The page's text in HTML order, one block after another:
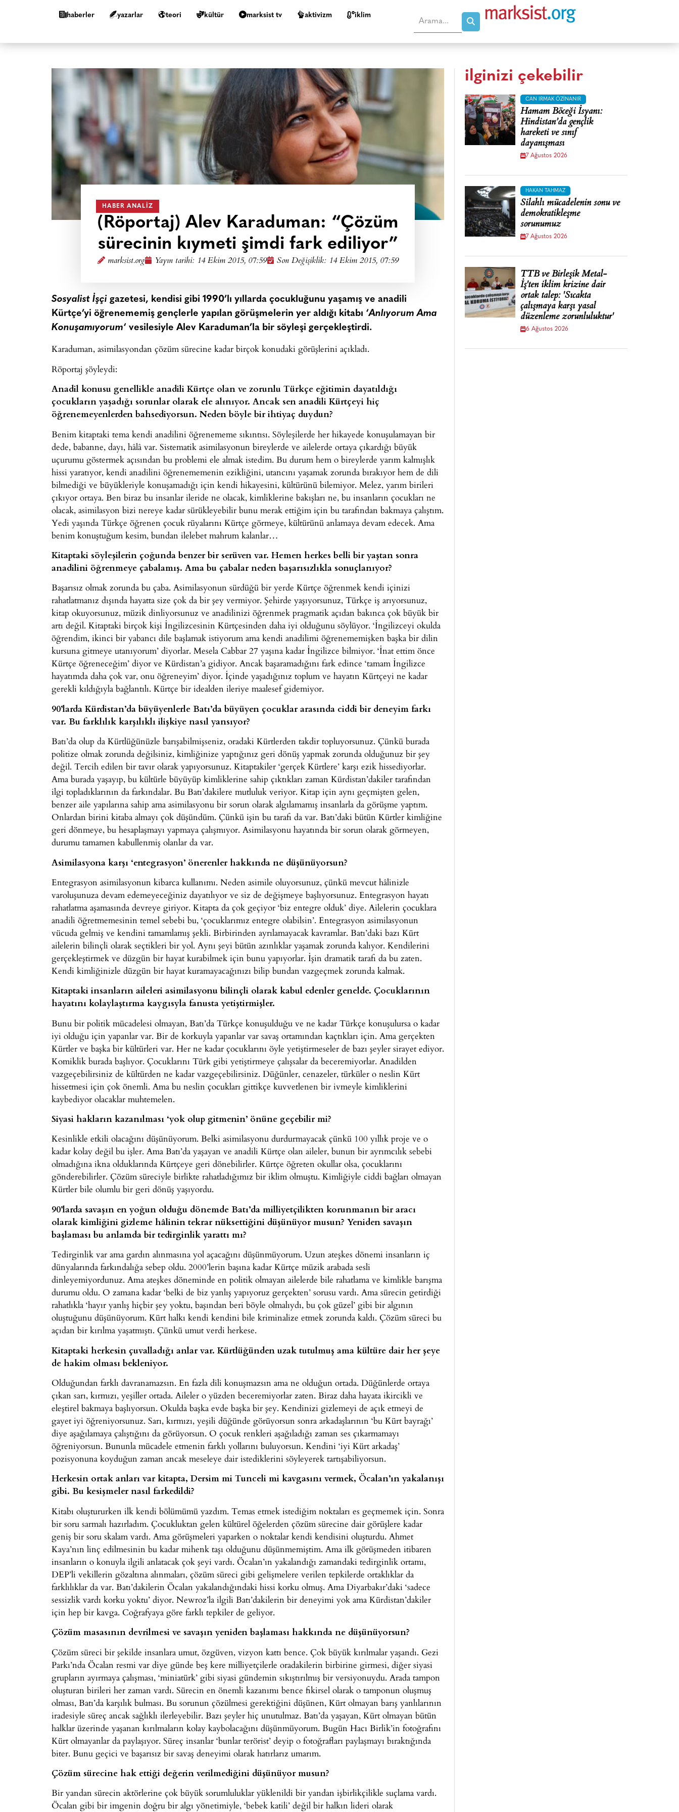
haberler yazarlar teori kültür marksist tv aktivizm i̇klim
HABER ANALIZ
(Röportaj) Alev Karaduman: “Çözüm
sürecinin kıymeti şimdi fark ediliyor”
marksist.org Yayın tarihi: 14 Ekim 2015, 07:59 Son Değişiklik: 14 Ekim 2015, 07:59
Sosyalist İşçi gazetesi, kendisi gibi 1990’lı yıllarda çocukluğunu yaşamış ve anadili
Kürtçe’yi öğrenememiş gençlerle yapılan görüşmelerin yer aldığı kitabı ‘Anlıyorum Ama
Konuşamıyorum‘ vesilesiyle Alev Karaduman’la bir söyleşi gerçekleştirdi.
Karaduman, asimilasyondan çözüm sürecine kadar birçok konudaki görüşlerini açıkladı.
Röportaj şöyleydi:
Anadil konusu genellikle anadili Kürtçe olan ve zorunlu Türkçe eğitimin dayatıldığı
çocukların yaşadığı sorunlar olarak ele alınıyor. Ancak sen anadili Kürtçeyi hiç
öğrenemeyenlerden bahsediyorsun. Neden böyle bir ihtiyaç duydun?
Benim kitaptaki tema kendi anadilini öğrenememe sıkıntısı. Söyleşilerde her hikayede konuşulamayan bir
dede, babanne, dayı, hâlâ var. Sistematik asimilasyonun bireylerde ve ailelerde ortaya çıkardığı büyük
uçurumu göstermek açısından bu problemi ele almak istedim. Bu durum hem o bireylerde yarım kalmışlık
hissi yaratıyor, kendi anadilini öğrenememenin ezikliğini, utancını yaşamak zorunda bırakıyor hem de dili
bilmediği ve büyükleriyle konuşamadığı için kendi hikayesini, kültürünü bilemiyor. Melez, yarım birileri
çıkıyor ortaya. Ben biraz bu insanlar ileride ne olacak, kimliklerine bakışları ne, bu insanların çocukları ne
olacak, asimilasyon bizi nereye kadar sürükleyebilir bunu merak ettiğim için bu tarafından bakmaya çalıştım.
Yedi yaşında Türkçe öğrenen çocuk rüyalarını Kürtçe görmeye, kültürünü anlamaya devam edecek. Ama
benim konuştuğum kesim, bundan ilelebet mahrum kalanlar…
Kitaptaki söyleşilerin çoğunda benzer bir serüven var. Hemen herkes belli bir yaştan sonra
anadilini öğrenmeye çabalamış. Ama bu çabalar neden başarısızlıkla sonuçlanıyor?
Başarısız olmak zorunda bu çaba. Asimilasyonun sürdüğü bir yerde Kürtçe öğrenmek kendi içinizi
rahatlatmanız dışında hayatta size çok da bir şey vermiyor. Şehirde yaşıyorsunuz, Türkçe iş arıyorsunuz,
kitap okuyorsunuz, müzik dinliyorsunuz ve anadilinizi öğrenmek pragmatik açıdan bakınca çok büyük bir
artı değil. Kitaptaki birçok kişi İngilizcesinin Kürtçesinden daha iyi olduğunu söylüyor. ‘İngilizceyi okulda
öğrendim, ikinci bir yabancı dile başlamak istiyorum ama kendi anadilimi öğrenememişken başka bir dilin
kursuna gitmeye utanıyorum’ diyorlar. Mesela Cabbar 27 yaşına kadar İngilizce bilmiyor. ‘İnat ettim önce
Kürtçe öğreneceğim’ diyor ve Kürdistan’a gidiyor. Ancak başaramadığını fark edince ‘tamam İngilizce
hayatımda daha çok var, onu öğreneyim’ diyor. İçinde yaşadığınız toplum ve hayatın Kürtçeyi ne kadar
gerekli kıldığıyla bağlantılı. Kürtçe bir idealden ileriye maalesef gidemiyor.
90’larda Kürdistan’da büyüyenlerle Batı’da büyüyen çocuklar arasında ciddi bir deneyim farkı
var. Bu farklılık karşılıklı ilişkiye nasıl yansıyor?
Batı’da olup da Kürtlüğünüzle barışabilmişseniz, oradaki Kürtlerden takdir topluyorsunuz. Çünkü burada
politize olmak zorunda değilsiniz, kimliğinize yaptığınız geri dönüş yapmak zorunda olduğunuz bir şey
değil. Tercih edilen bir tavır olarak yapıyorsunuz. Kitaptakiler ‘gerçek Kürtlere’ karşı ezik hissediyorlar.
Ama burada yaşayıp, bu kültürle büyüyüp kimliklerine sahip çıktıkları zaman Kürdistan’dakiler tarafından
ilgi topladıklarının da farkındalar. Bu Batı’dakilere mutluluk veriyor. Kitap için aynı geçmişten gelen,
benzer aile yapılarına sahip ama asimilasyonu bir sorun olarak algılamamış insanlarla da görüşme yaptım.
Onlardan birini kitaba almayı çok düşündüm. Çünkü işin bu tarafı da var. Batı’daki bütün Kürtler kimliğine
geri dönmeye, bu hesaplaşmayı yapmaya çalışmıyor. Asimilasyonu hayatında bir sorun olarak görmeyen,
durumu tamamen kabullenmiş olanlar da var.
Asimilasyona karşı ‘entegrasyon’ önerenler hakkında ne düşünüyorsun?
Entegrasyon asimilasyonun kibarca kullanımı. Neden asimile oluyorsunuz, çünkü mevcut hâlinizle
varoluşunuza devam edemeyeceğiniz dayatılıyor ve siz de değişmeye başlıyorsunuz. Entegrasyon hayatı
rahatlatma aşamasında devreye giriyor. Kitapta da çok geçiyor ‘biz entegre olduk’ diye. Ailelerin çocuklara
anadili öğretmemesinin temel sebebi bu, ‘çocuklarımız entegre olabilsin’. Entegrasyon asimilasyonun
vücuda gelmiş ve kendini tamamlamış şekli. Birbirinden ayrılamayacak kavramlar. Batı’daki bazı Kürt
ailelerin bilinçli olarak seçtikleri bir yol. Aynı şeyi bütün azınlıklar yaşamak zorunda kalıyor. Kendilerini
gerçekleştirmek ve düzgün bir hayat kurabilmek için bunu yapıyorlar. İşin dramatik tarafı da bu zaten.
Kendi kimliğinizle düzgün bir hayat kuramayacağınızı bilip bundan vazgeçmek zorunda kalmak.
Kitaptaki insanların aileleri asimilasyonu bilinçli olarak kabul edenler genelde. Çocuklarının
hayatını kolaylaştırma kaygısyla fanusta yetiştirmişler.
Bunu bir politik mücadelesi olmayan, Batı’da Türkçe konuşulduğu ve ne kadar Türkçe konuşulursa o kadar
iyi olduğu için yapanlar var. Bir de korkuyla yapanlar var savaş ortamından kaçtıkları için. Ama gerçekten
Kürtler ve başka bir kültürleri var. Her ne kadar çocuklarını öyle yetiştirmeseler de bazı şeyler sirayet ediyor.
Komiklik burada başlıyor. Çocuklarını Türk gibi yetiştirmeye çalışsalar da beceremiyorlar. Anadilden
vazgeçebilirsiniz de kültürden ne kadar vazgeçebilirsiniz. Düğünler, cenazeler, türküler o neslin Kürt
hissetmesi için çok önemli. Ama bu neslin çocukları gittikçe kuvvetlenen bir ivmeyle kimliklerini
kaybediyor olacaklar muhtemelen.
Siyasi hakların kazanılması ‘yok olup gitmenin’ önüne geçebilir mi?
Kesinlikle etkili olacağını düşünüyorum. Belki asimilasyonu durdurmayacak çünkü 100 yıllık proje ve o
kadar kolay değil bu işler. Ama Batı’da yaşayan ve anadili Kürtçe olan aileler, bunun bir ayrımcılık sebebi
olmadığına ikna olduklarında Kürtçeye geri dönebilirler. Kürtçe öğreten okullar olsa, çocuklarını
gönderebilirler. Çözüm süreciyle birlikte rahatladığımız bir iklim olmuştu. Kimliğiyle ciddi bağları olmayan
Kürtler bile olumlu bir geri dönüş yaşıyordu.
90’larda savaşın en yoğun olduğu dönemde Batı’da milliyetçilikten korunmanın bir aracı
olarak kimliğini gizleme hâlinin tekrar nüksettiğini düşünüyor musun? Yeniden savaşın
başlaması bu anlamda bir tedirginlik yarattı mı?
Tedirginlik var ama gardın alınmasına yol açacağını düşünmüyorum. Uzun ateşkes dönemi insanların iç
dünyalarında farkındalığa sebep oldu. 2000’lerin başına kadar Kürtçe müzik arabada sesli
dinleyemiyordunuz. Ama ateşkes döneminde en politik olmayan ailelerde bile rahatlama ve kimlikle barışma
durumu oldu. O zamana kadar ‘belki de biz yanlış yapıyoruz gerçekten’ sorusu vardı. Ama sürecin getirdiği
rahatlıkla ‘hayır yanlış hiçbir şey yoktu, başından beri böyle olmalıydı, bu çok güzel’ gibi bir algının
oluştuğunu düşünüyorum. Kürt halkı kendi kendini bile kriminalize etmek zorunda kaldı. Çözüm süreci bu
açıdan bir kırılma yaşatmıştı. Çünkü umut verdi herkese.
Kitaptaki herkesin çuvalladığı anlar var. Kürtlüğünden uzak tutulmuş ama kültüre dair her şeye
de hakim olması bekleniyor.
Olduğundan farklı davranamazsın. En fazla dili konuşmazsın ama ne olduğun ortada. Düğünlerde ortaya
çıkan sarı, kırmızı, yeşiller ortada. Aileler o yüzden beceremiyorlar zaten. Biraz daha hayata ikircikli ve
eleştirel bakmaya başlıyorsun. Okulda başka evde başka bir şey. Kendinizi gizlemeyi de açık etmeyi de
gayet iyi öğreniyorsunuz. Sarı, kırmızı, yeşili düğünde görüyorsun sonra arkadaşlarının ‘bu Kürt bayrağı’
diye aşağılamaya çalıştığını da görüyorsun. O çocuk renkleri aşağıladığı zaman ses çıkarmamayı
öğreniyorsun. Bununla mücadele etmenin farklı yollarını buluyorsun. Kendini ‘iyi Kürt arkadaş’
pozisyonuna koyduğun zaman ancak meseleye dair istediklerini söyleyerek tartışabiliyorsun.
Herkesin ortak anları var kitapta, Dersim mi Tunceli mi kavgasını vermek, Öcalan’ın yakalanışı
gibi. Bu kesişmeler nasıl farkedildi?
Kitabı oluştururken ilk kendi bölümümü yazdım. Temas etmek istediğim noktaları es geçmemek için. Sonra
bir soru sarmalı hazırladım. Çocukluktan gelen kültürel öğelerden çözüm sürecine dair görüşlere kadar
geniş bir soru skalam vardı. Ama görüşmeleri yaparken o noktalar kendi kendisini oluşturdu. Ahmet
Kaya’nın linç edilmesinin bu kadar mihenk taşı olduğunu düşünmemiştim. Ama ilk görüşmeden itibaren
insanların o konuyla ilgili anlatacak çok şeyi vardı. Öcalan’ın yakalandığı zamandaki tedirginlik ortamı,
DEP’li vekillerin gözaltına alınmaları, çözüm süreci gibi gelişmelere verilen tepkilerde ortaklıklar da
farklılıklar da var. Batı’dakilerin Öcalan yakalandığındaki hissi korku olmuş. Ama Diyarbakır’daki ‘sadece
sessizlik vardı korku yoktu’ diyor. Newroz’la ilgili Batı’dakilerin bir deneyimi yok ama Kürdistan’dakiler
için hep bir kavga. Coğrafyaya göre farklı tepkiler de geliyor.
Çözüm masasının devrilmesi ve savaşın yeniden başlaması hakkında ne düşünüyorsun?
Çözüm süreci bir şekilde insanlara umut, özgüven, vizyon kattı bence. Çok büyük kırılmalar yaşandı. Gezi
Parkı’nda Öcalan resmi var diye günde beş kere milliyetçilerle oradakilerin birbirine girmesi, diğer siyasi
grupların ayırmaya çalışması, ‘miniatürk’ gibi siyasi gündemin sıkıştırılmış bir versiyonuydu. Arada tampon
oluşturan birileri her zaman vardı. Sürecin en önemli kazanımı bence fikirsel olarak o tamponun oluşmuş
olması, Batı’da karşılık bulması. Bu sorunun çözülmesi gerektiğini düşünen, Kürt olmayan barış yanlılarının
iradesiyle süreç ancak sağlıklı ilerleyebilir. Bazı şeyler hiç unutulmaz. Batı’da yaşayan, Kürt olmayan bütün
halklar üzerinde yaşanan kırılmaların kolay kaybolacağını düşünmüyorum. Bugün Hacı Birlik’in fotoğrafını
Kürt olmayanlar da paylaşıyor. Süreç insanlar ‘bunlar terörist’ deyip o fotoğrafları paylaşmayı bıraktığında
biter. Bunu geçici ve başarısız bir savaş deneyimi olarak hatırlarız umarım.
Çözüm sürecine hak ettiği değerin verilmediğini düşünüyor musun?
Bir yandan sürecin aktörlerine çok büyük sorumluluklar yüklenildi bir yandan işbirlikçilikle suçlama vardı.
Öcalan gibi bir imgenin doğru bir algı yönetimiyle, ‘bebek katili’ değil bir halkın lideri olarak
ilginizi çekebilir
CAN IRMAK ÖZINANIR
Hamam Böceği İsyanı:
Hindistan’da gençlik
hareketi ve sınıf
dayanışması
7 Ağustos 2026
HAKAN TAHMAZ
Silahlı mücadelenin sonu ve
demokratikleşme
sorunumuz
7 Ağustos 2026
TTB ve Birleşik Metal-
İş'ten iklim krizine dair
ortak talep: 'Sıcakta
çalışmaya karşı yasal
düzenleme zorunluluktur'
6 Ağustos 2026